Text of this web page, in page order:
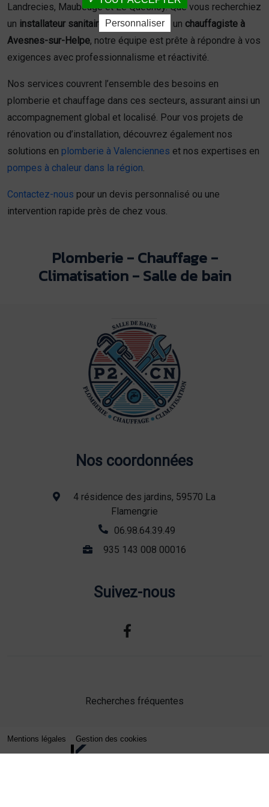
Landrecies, Maubeuge et Le Quesnoy. Que vous recherchiez
un installateur sanitaire à Maubeugeou un chauffagiste à
Avesnes-sur-Helpe, notre équipe est prête à répondre à vos
exigences avec professionnalisme et réactivité.
Nos services couvrent l’ensemble des besoins en
plomberie et chauffage dans ces secteurs, assurant ainsi un
accompagnement global et localisé. Pour vos projets de
rénovation ou d’installation, découvrez également nos
solutions en plomberie à Valenciennes et nos expertises en
pompes à chaleur dans la région
Contactez-nous pour un devis personnalisé ou une
intervention rapide près de chez vous.
Plomberie - Chauffage -
Climatisation - Salle de bain
Nos coordonnées
4 résidence des jardins, 59570 La
Flamengrie
06.98.64.39.49
935 143 008 00016
Suivez-nous
Recherches fréquentes
Mentions légales Gestion des cookies
Personnaliser